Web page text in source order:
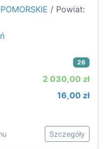
/ Powiat:
26
2 030,00 zł
16,00 zł
Szczegóły